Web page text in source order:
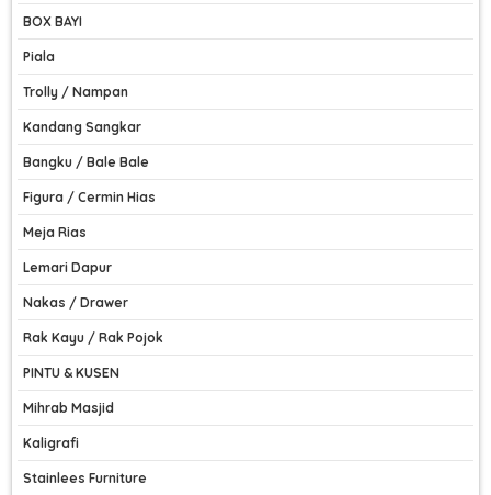
BOX BAYI
Piala
Trolly / Nampan
Kandang Sangkar
Bangku / Bale Bale
Figura / Cermin Hias
Meja Rias
Lemari Dapur
Nakas / Drawer
Rak Kayu / Rak Pojok
PINTU & KUSEN
Mihrab Masjid
Kaligrafi
Stainlees Furniture